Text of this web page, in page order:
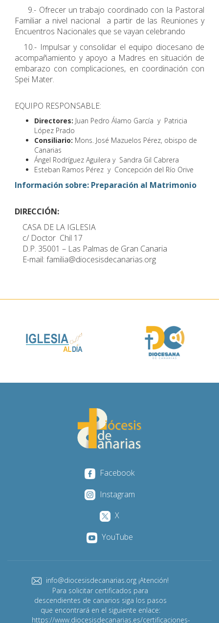
9.- Ofrecer un trabajo coordinado con la Pastoral
Familiar a nivel nacional a partir de las Reuniones y
Encuentros Nacionales que se vayan celebrando
10.- Impulsar y consolidar el equipo diocesano de
acompañamiento y apoyo a Madres en situación de
embarazo con complicaciones, en coordinación con
Spei Mater.
EQUIPO RESPONSABLE:
Directores: Juan Pedro Álamo García y Patricia
López Prado
Consiliario: Mons. José Mazuelos Pérez, obispo de
Canarias
Ángel Rodríguez Aguilera y Sandra Gil Cabrera
Esteban Ramos Pérez y Concepción del Río Orive
Información sobre: Preparación al Matrimonio
DIRECCIÓN:
CASA DE LA IGLESIA
c/ Doctor Chil 17
D.P. 35001 – Las Palmas de Gran Canaria
E-mail: familia@diocesisdecanarias.org
Facebook
Instagram
X
YouTube
info@diocesisdecanarias.org ¡Atención!
Para solicitar certificados para
descendientes de canarios siga los pasos
que encontrará en el siguiente enlace:
https://www.diocesisdecanarias.es/certificaciones-